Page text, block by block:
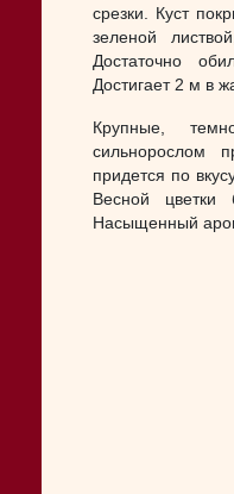
срезки. Куст
зеленой
Достаточно
Достигает 2 м в
Крупные,
сильнорослом
придется по
Весной
Насыщенный